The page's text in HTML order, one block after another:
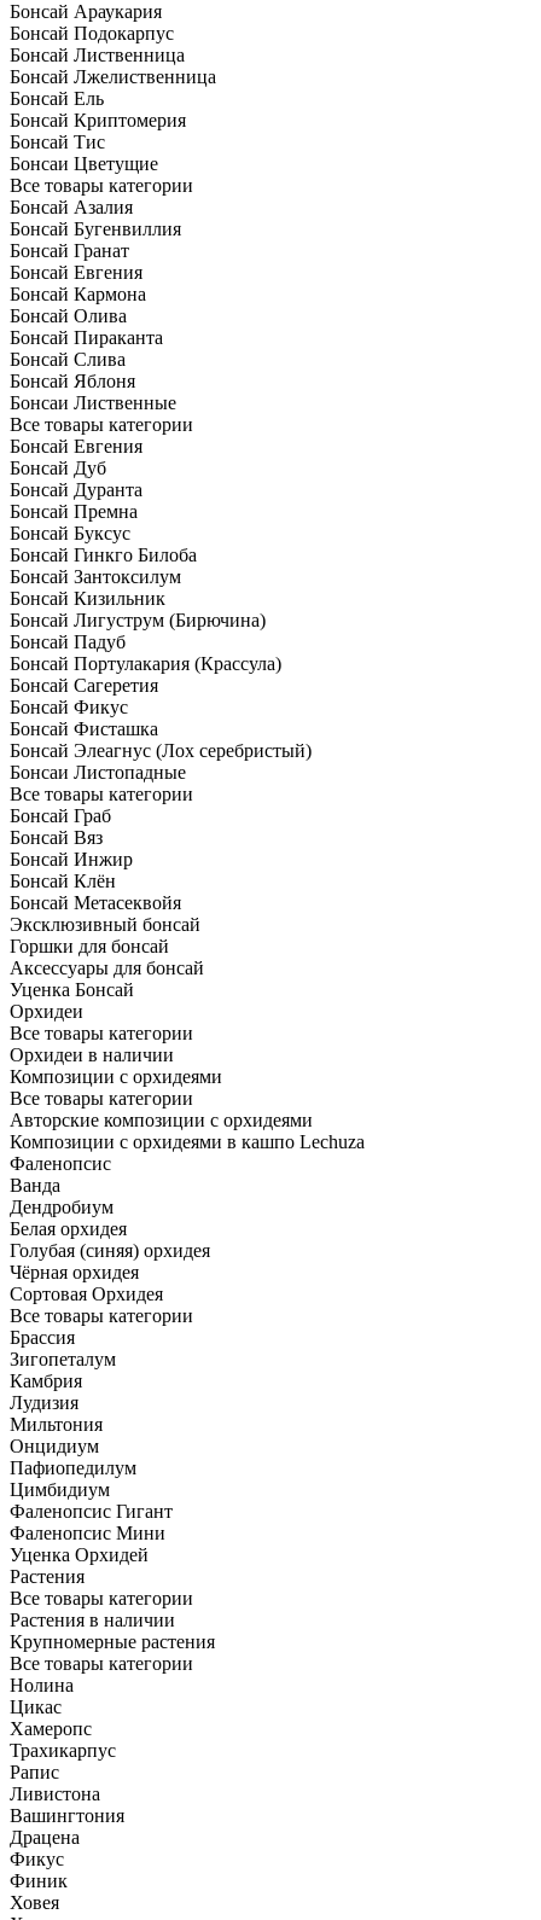
Бонсай Араукария
Бонсай Подокарпус
Бонсай Лиственница
Бонсай Лжелиственница
Бонсай Ель
Бонсай Криптомерия
Бонсай Тис
Бонсаи Цветущие
Все товары категории
Бонсай Азалия
Бонсай Бугенвиллия
Бонсай Гранат
Бонсай Евгения
Бонсай Кармона
Бонсай Олива
Бонсай Пираканта
Бонсай Слива
Бонсай Яблоня
Бонсаи Лиственные
Все товары категории
Бонсай Евгения
Бонсай Дуб
Бонсай Дуранта
Бонсай Премна
Бонсай Буксус
Бонсай Гинкго Билоба
Бонсай Зантоксилум
Бонсай Кизильник
Бонсай Лигуструм (Бирючина)
Бонсай Падуб
Бонсай Портулакария (Крассула)
Бонсай Сагеретия
Бонсай Фикус
Бонсай Фисташка
Бонсай Элеагнус (Лох серебристый)
Бонсаи Листопадные
Все товары категории
Бонсай Граб
Бонсай Вяз
Бонсай Инжир
Бонсай Клён
Бонсай Метасеквойя
Эксклюзивный бонсай
Горшки для бонсай
Аксессуары для бонсай
Уценка Бонсай
Орхидеи
Все товары категории
Орхидеи в наличии
Композиции с орхидеями
Все товары категории
Авторские композиции с орхидеями
Композиции с орхидеями в кашпо Lechuza
Фаленопсис
Ванда
Дендробиум
Белая орхидея
Голубая (синяя) орхидея
Чёрная орхидея
Сортовая Орхидея
Все товары категории
Брассия
Зигопеталум
Камбрия
Лудизия
Мильтония
Онцидиум
Пафиопедилум
Цимбидиум
Фаленопсис Гигант
Фаленопсис Мини
Уценка Орхидей
Растения
Все товары категории
Растения в наличии
Крупномерные растения
Все товары категории
Нолина
Цикас
Хамеропс
Трахикарпус
Рапис
Ливистона
Вашингтония
Драцена
Фикус
Финик
Ховея